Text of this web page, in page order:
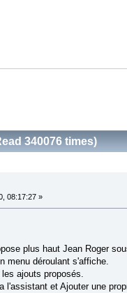
340076 times)
08:17:27 »
plus haut Jean Roger
menu déroulant s'affiche.
ajouts proposés.
l'assistant et Ajouter une